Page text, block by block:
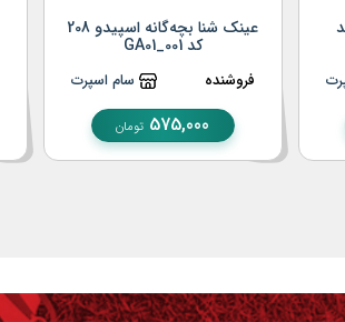
کد عینک شنا بچه‌گانه اسپیدو 208
کد GA01_001
فروشنده سام اسپرت
575,000 تومان